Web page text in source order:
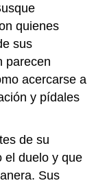
quienes
sus
parecen
acercarse a
y pídales
de su
el duelo y que
Sus